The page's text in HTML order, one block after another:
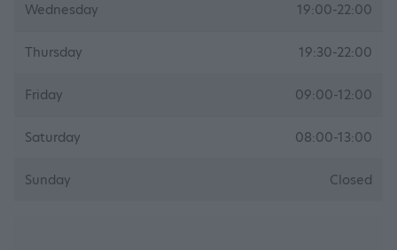
Wednesday 19:00-22:00
Thursday 19:30-22:00
Friday 09:00-12:00
Saturday 08:00-13:00
Sunday Closed